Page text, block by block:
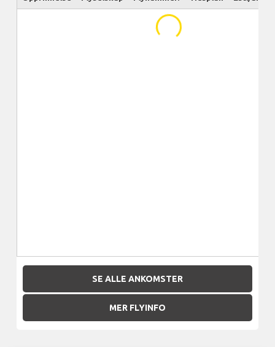
...
SE ALLE ANKOMSTER
MER FLYINFO